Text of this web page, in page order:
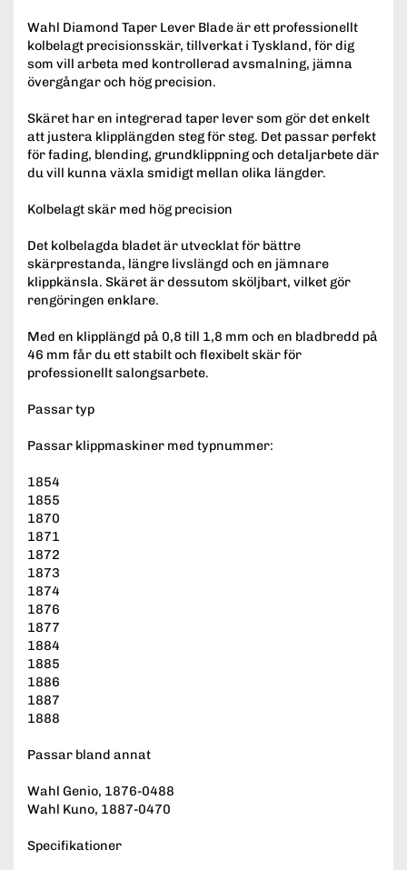
Wahl Diamond Taper Lever Blade är ett professionellt
kolbelagt precisionsskär, tillverkat i Tyskland, för dig
som vill arbeta med kontrollerad avsmalning, jämna
övergångar och hög precision.
Skäret har en integrerad taper lever som gör det enkelt
att justera klipplängden steg för steg. Det passar perfekt
för fading, blending, grundklippning och detaljarbete där
du vill kunna växla smidigt mellan olika längder.
Kolbelagt skär med hög precision
Det kolbelagda bladet är utvecklat för bättre
skärprestanda, längre livslängd och en jämnare
klippkänsla. Skäret är dessutom sköljbart, vilket gör
rengöringen enklare.
Med en klipplängd på 0,8 till 1,8 mm och en bladbredd på
46 mm får du ett stabilt och flexibelt skär för
professionellt salongsarbete.
Passar typ
Passar klippmaskiner med typnummer:
1854
1855
1870
1871
1872
1873
1874
1876
1877
1884
1885
1886
1887
1888
Passar bland annat
Wahl Genio, 1876-0488
Wahl Kuno, 1887-0470
Specifikationer